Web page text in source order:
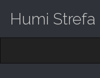
Humi Strefa